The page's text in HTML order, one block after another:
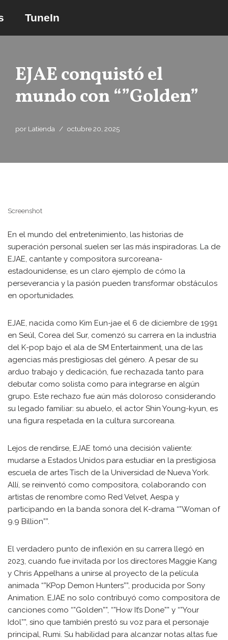
TuneIn
EJAE conquistó el
mundo con “”Golden”
por Latienda octubre 20, 2025
Screenshot
En el mundo del entretenimiento, las historias de
superación personal suelen ser las más inspiradoras. La de
EJAE, cantante y compositora surcoreana-
estadounidense, es un claro ejemplo de cómo la
perseverancia y la pasión pueden transformar obstáculos
en oportunidades.
EJAE, nacida como Kim Eun-jae el 6 de diciembre de 1991
en Seúl, Corea del Sur, comenzó su carrera en la industria
del K-pop bajo el ala de SM Entertainment, una de las
agencias más prestigiosas del género. A pesar de su
arduo trabajo y dedicación, fue rechazada tanto para
debutar como solista como para integrarse en algún
grupo. Este rechazo fue aún más doloroso considerando
su legado familiar: su abuelo, el actor Shin Young-kyun, es
una figura respetada en la cultura surcoreana.
Lejos de rendirse, EJAE tomó una decisión valiente:
mudarse a Estados Unidos para estudiar en la prestigiosa
escuela de artes Tisch de la Universidad de Nueva York.
Allí, se reinventó como compositora, colaborando con
artistas de renombre como Red Velvet, Aespa y
participando en la banda sonora del K-drama “”Woman of
9.9 Billion””.
El verdadero punto de inflexión en su carrera llegó en
2023, cuando fue invitada por los directores Maggie Kang
y Chris Appelhans a unirse al proyecto de la película
animada “”KPop Demon Hunters””, producida por Sony
Animation. EJAE no solo contribuyó como compositora de
canciones como “”Golden””, “”How It’s Done”” y “”Your
Idol””, sino que también prestó su voz para el personaje
principal, Rumi. Su habilidad para alcanzar notas altas fue